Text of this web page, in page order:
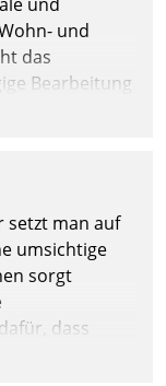
und
das
Bearbeitung
Kanal
setzt man auf
umsichtige
sorgt
dass
es sein muss,